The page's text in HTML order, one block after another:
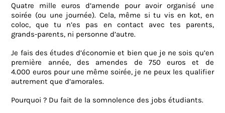
Quatre mille euros d’amende pour avoir organisé une
soirée (ou une journée). Cela, même si tu vis en kot, en
coloc, que tu n’es pas en contact avec tes parents,
grands-parents, ni personne d’autre.
Je fais des études d’économie et bien que je ne sois qu’en
première année, des amendes de 750 euros et de
4.000 euros pour une même soirée, je ne peux les qualifier
autrement que d’amorales.
Pourquoi ? Du fait de la somnolence des jobs étudiants.